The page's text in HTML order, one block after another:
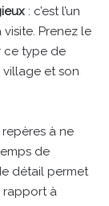
: c’est l’un
Prenez le
ce type de
et son
repères à ne
de
détail permet
rapport à